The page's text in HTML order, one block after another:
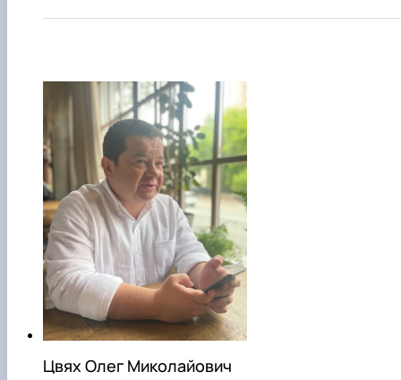
Цвях Олег Миколайович